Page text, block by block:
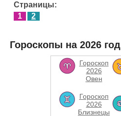
Страницы:
1
2
Гороскопы на 2026 год
Гороскоп
2026
Овен
Гороскоп
2026
Близнецы